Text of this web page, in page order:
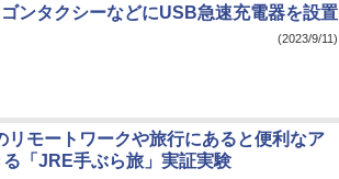
ンタクシーなどにUSB急速充電器を設置
(2023/9/11)
リモートワークや旅行にあると便利なア
「JRE手ぶら旅」実証実験